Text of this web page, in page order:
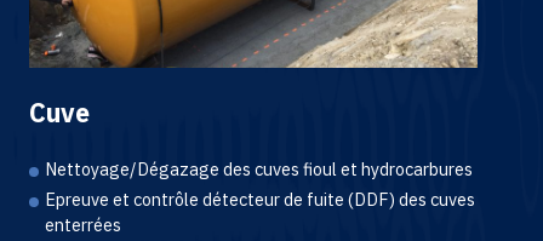
Cuve
Nettoyage/Dégazage des cuves fioul et hydrocarbures
Epreuve et contrôle détecteur de fuite (DDF) des cuves
enterrées